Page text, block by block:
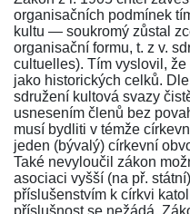
organisačních podmínek
kultu — soukromý zůstal
organisační formu, t. z v.
cultuelles). Tím vyslovil,
jako historických celků.
sdružení kultová svazy
usnesením členů bez
musí bydliti v témže
jeden (bývalý) církevní
Také nevyloučil zákon
asociaci vyšší (na př.
příslušenstvím k církvi
příslušnost se nežádá.